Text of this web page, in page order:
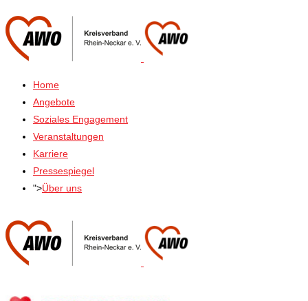
Home
Angebote
Soziales Engagement
Veranstaltungen
Karriere
Pressespiegel
">Über uns